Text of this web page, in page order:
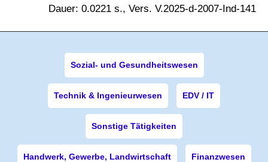
Dauer: 0.0221 s., Vers. V.2025-d-2007-Ind-141
Sozial- und Gesundheitswesen
Technik & Ingenieurwesen EDV / IT
Sonstige Tätigkeiten
Handwerk, Gewerbe, Landwirtschaft Finanzwesen